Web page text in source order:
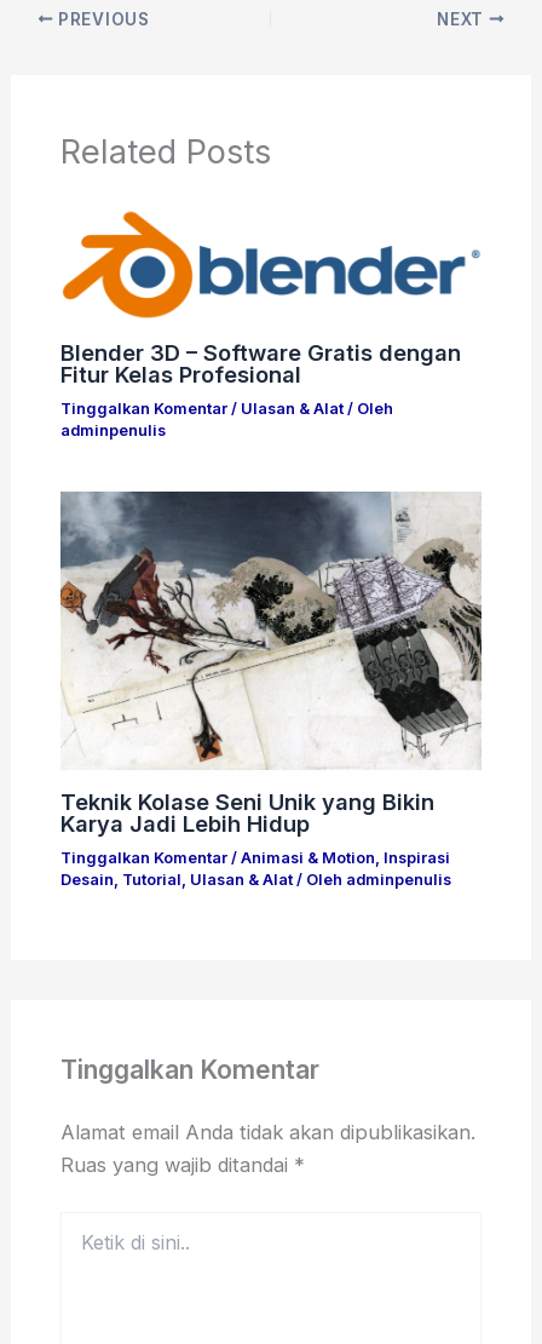
PREVIOUS NEXT
Related Posts
Blender 3D – Software Gratis dengan
Fitur Kelas Profesional
Tinggalkan Komentar / Ulasan & Alat/ Oleh
adminpenulis
Teknik Kolase Seni Unik yang Bikin
Karya Jadi Lebih Hidup
Tinggalkan Komentar / Animasi & Motion Inspirasi
Desain Tutorial Ulasan & Alat/ Oleh adminpenulis
Tinggalkan Komentar
Alamat email Anda tidak akan dipublikasikan.
Ruas yang wajib ditandai *